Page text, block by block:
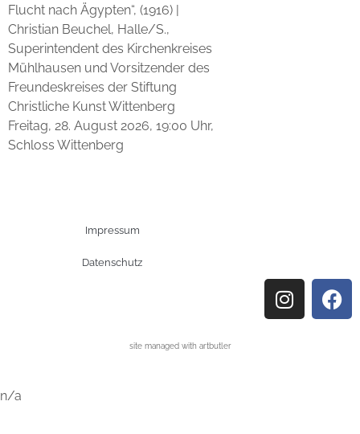
Flucht nach Ägypten“, (1916) |
Christian Beuchel, Halle/S.,
Superintendent des Kirchenkreises
Mühlhausen und Vorsitzender des
Freundeskreises der Stiftung
Christliche Kunst Wittenberg
Freitag, 28. August 2026, 19:00 Uhr,
Schloss Wittenberg
Impressum
Datenschutz
site managed with artbutler
n/a